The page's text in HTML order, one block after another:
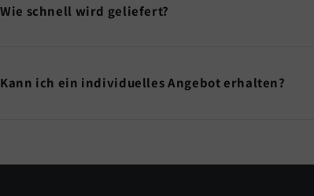
Wie schnell wird geliefert?
Kann ich ein individuelles Angebot erhalten?